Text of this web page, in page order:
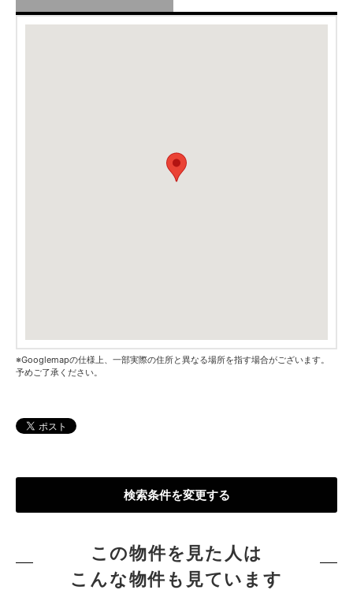
※Googlemapの仕様上、一部実際の住所と異なる場所を指す場合がございます。
予めご了承ください。
検索条件を変更する
この物件を見た人は
こんな物件も見ています